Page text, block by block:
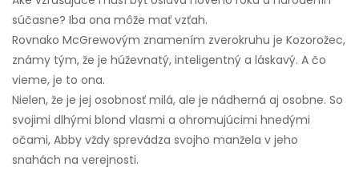
súčasne? Iba ona môže mať vzťah.
Rovnako McGrewovým znamením zverokruhu je Kozorožec,
známy tým, že je húževnatý, inteligentný a láskavý. A čo
vieme, je to ona.
Nielen, že je jej osobnosť milá, ale je nádherná aj osobne. So
svojimi dlhými blond vlasmi a ohromujúcimi hnedými
očami, Abby vždy sprevádza svojho manžela v jeho
snahách na verejnosti.